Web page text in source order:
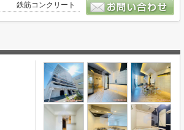
鉄筋コンクリート